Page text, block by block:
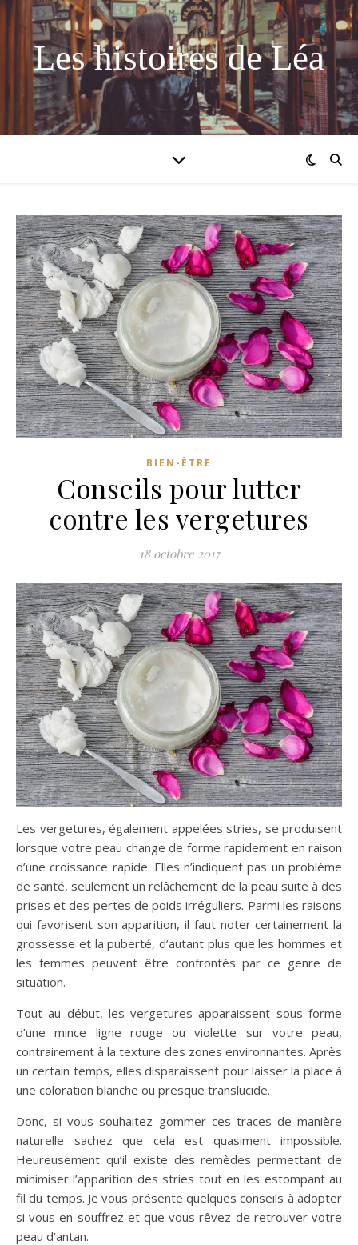
Les histoires de Léa
BIEN-ÊTRE
Conseils pour lutter
contre les vergetures
18 octobre 2017
Les vergetures, également appelées stries, se produisent
lorsque votre peau change de forme rapidement en raison
d’une croissance rapide. Elles n’indiquent pas un problème
de santé, seulement un relâchement de la peau suite à des
prises et des pertes de poids irréguliers. Parmi les raisons
qui favorisent son apparition, il faut noter certainement la
grossesse et la puberté, d’autant plus que les hommes et
les femmes peuvent être confrontés par ce genre de
situation.
Tout au début, les vergetures apparaissent sous forme
d’une mince ligne rouge ou violette sur votre peau,
contrairement à la texture des zones environnantes. Après
un certain temps, elles disparaissent pour laisser la place à
une coloration blanche ou presque translucide.
Donc, si vous souhaitez gommer ces traces de manière
naturelle sachez que cela est quasiment impossible.
Heureusement qu’il existe des remèdes permettant de
minimiser l’apparition des stries tout en les estompant au
fil du temps. Je vous présente quelques conseils à adopter
si vous en souffrez et que vous rêvez de retrouver votre
peau d’antan.